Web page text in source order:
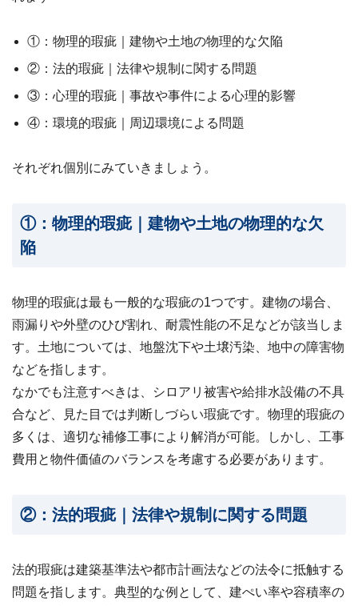
内・
買取
事例
集 ›
①：物理的瑕疵｜建物や土地の物理的な欠陥
②：法的瑕疵｜法律や規制に関する問題
③：心理的瑕疵｜事故や事件による心理的影響
④：環境的瑕疵｜周辺環境による問題
それぞれ個別にみていきましょう。
①：物理的瑕疵｜建物や土地の物理的な欠
陥
物理的瑕疵は最も一般的な瑕疵の1つです。建物の場合、
雨漏りや外壁のひび割れ、耐震性能の不足などが該当しま
す。土地については、地盤沈下や土壌汚染、地中の障害物
などを指します。
なかでも注意すべきは、シロアリ被害や給排水設備の不具
合など、見た目では判断しづらい瑕疵です。物理的瑕疵の
多くは、適切な補修工事により解消が可能。しかし、工事
費用と物件価値のバランスを考慮する必要があります。
②：法的瑕疵｜法律や規制に関する問題
法的瑕疵は建築基準法や都市計画法などの法令に抵触する
問題を指します。典型的な例として、建ぺい率や容積率の